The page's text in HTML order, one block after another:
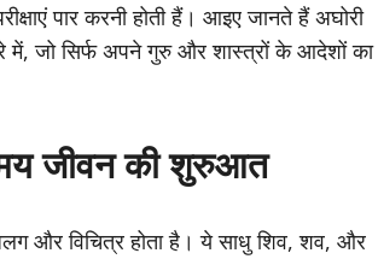
पार करनी होती हैं। आइए जानते हैं अघोरी
में, जो सिर्फ अपने गुरु और शास्त्रों के आदेशों का
जीवन की शुरुआत
और विचित्र होता है। ये साधु शिव, शव, और